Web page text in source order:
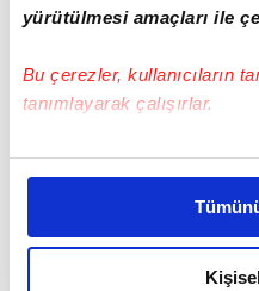
yürütülmesi amaçları ile
Bu çerezler, kullanıcıların
tanımlayarak çalışırlar.
Bu çerezlere izin vermeniz
daha iyi reklam deneyimi
amacımızın size daha iyi
olduğunu ve sizlere en iyi